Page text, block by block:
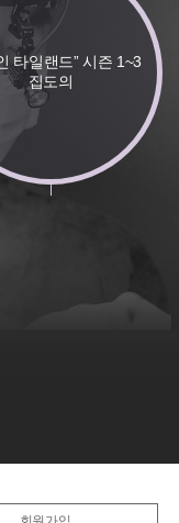
타일랜드” 시즌 1~3
집도의